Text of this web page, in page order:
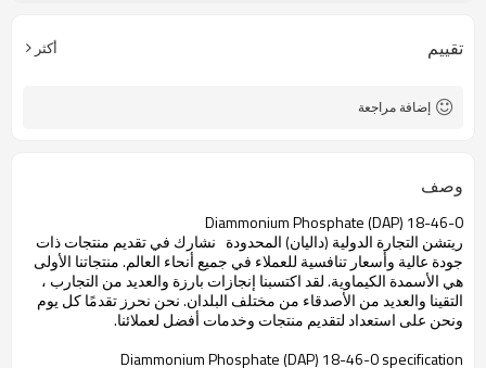
تقييم أكثر
إضافة مراجعة
وصف
Diammonium Phosphate (DAP) 18-46-0
ريتشن التجارة الدولية (داليان) المحدودة نشارك في تقديم منتجات ذات
جودة عالية وأسعار تنافسية للعملاء في جميع أنحاء العالم. منتجاتنا الأولى
هي الأسمدة الكيماوية. لقد اكتسبنا إنجازات بارزة والعديد من التجارب ،
التقينا والعديد من الأصدقاء من مختلف البلدان. نحن نحرز تقدمًا كل يوم
ونحن على استعداد لتقديم منتجات وخدمات أفضل لعملائنا.
Diammonium Phosphate (DAP) 18-46-0 specification